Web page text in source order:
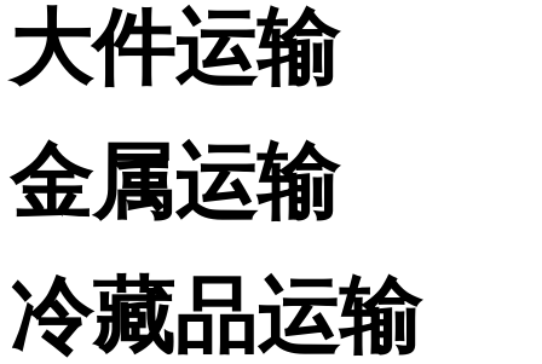
大件运输
金属运输
冷藏品运输